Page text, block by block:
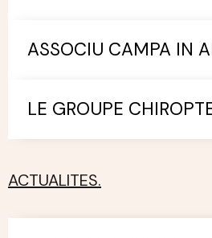
ASSOCIU CAMPA IN
LE GROUPE
ACTUALITES.